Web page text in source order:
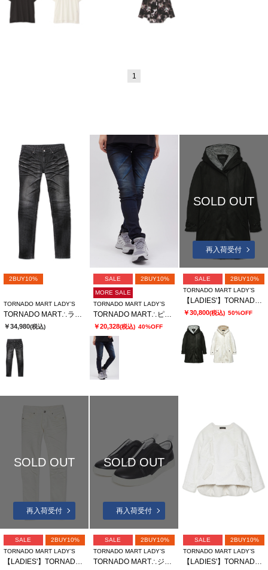
1
2BUY10%
TORNADO MART LADY’S
￥34,980(税込)
SALE 2BUY10%
MORE SALE
TORNADO MART LADY’S
TORNADO MART∴ピグメントコーティングスキニーデニム
￥20,328(税込) 40%OFF
SOLD OUT
再入荷受付
SALE
2BUY10%
TORNADO MART LADY’S
￥30,800(税込) 50%OFF
SOLD OUT
再入荷受付
SALE
2BUY10%
TORNADO MART LADY’S
【LADIES'】TORNADO MART∴アクアモーションスキニーデニム
SOLD OUT
再入荷受付
SALE
2BUY10%
TORNADO MART LADY’S
TORNADO MART∴ジオメトラバースリッポン
SALE
2BUY10%
TORNADO MART LADY’S
【LADIES'】TORNADO MART∴キルティングファー切替ブルゾン